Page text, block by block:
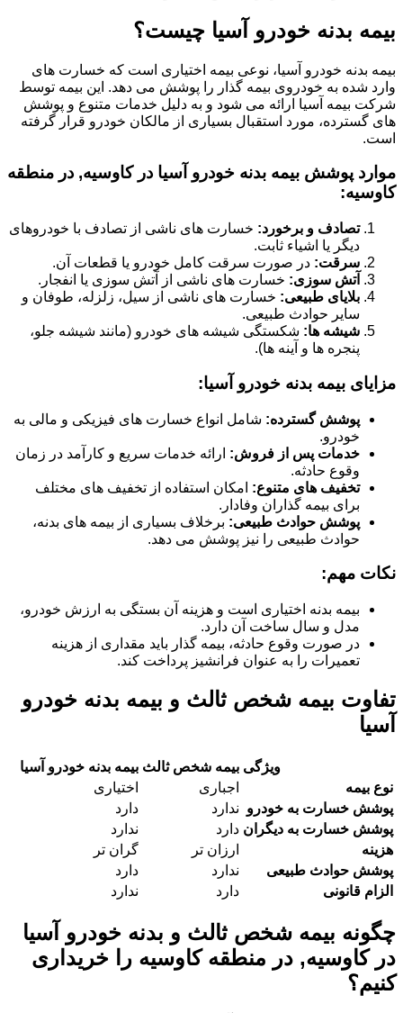
بیمه بدنه خودرو آسیا چیست؟
بیمه بدنه خودرو آسیا، نوعی بیمه اختیاری است که خسارت های
وارد شده به خودروی بیمه گذار را پوشش می دهد. این بیمه توسط
شرکت بیمه آسیا ارائه می شود و به دلیل خدمات متنوع و پوشش
های گسترده، مورد استقبال بسیاری از مالکان خودرو قرار گرفته
است.
موارد پوشش بیمه بدنه خودرو آسیا در کاوسیه, در منطقه
کاوسیه:
تصادف و برخورد: خسارت های ناشی از تصادف با خودروهای
دیگر یا اشیاء ثابت.
سرقت: در صورت سرقت کامل خودرو یا قطعات آن.
آتش سوزی: خسارت های ناشی از آتش سوزی یا انفجار.
بلایای طبیعی: خسارت های ناشی از سیل، زلزله، طوفان و
سایر حوادث طبیعی.
شیشه ها: شکستگی شیشه های خودرو (مانند شیشه جلو،
پنجره ها و آینه ها).
مزایای بیمه بدنه خودرو آسیا:
پوشش گسترده: شامل انواع خسارت های فیزیکی و مالی به
خودرو.
خدمات پس از فروش: ارائه خدمات سریع و کارآمد در زمان
وقوع حادثه.
تخفیف های متنوع: امکان استفاده از تخفیف های مختلف
برای بیمه گذاران وفادار.
پوشش حوادث طبیعی: برخلاف بسیاری از بیمه های بدنه،
حوادث طبیعی را نیز پوشش می دهد.
نکات مهم:
بیمه بدنه اختیاری است و هزینه آن بستگی به ارزش خودرو،
مدل و سال ساخت آن دارد.
در صورت وقوع حادثه، بیمه گذار باید مقداری از هزینه
تعمیرات را به عنوان فرانشیز پرداخت کند.
تفاوت بیمه شخص ثالث و بیمه بدنه خودرو
آسیا
ویژگی بیمه شخص ثالث بیمه بدنه خودرو آسیا
نوع بیمه
اجباری
اختیاری
پوشش خسارت به خودرو ندارد
دارد
پوشش خسارت به دیگران دارد
ندارد
هزینه
ارزان تر
گران تر
پوشش حوادث طبیعی
ندارد
دارد
الزام قانونی
دارد ندارد
چگونه بیمه شخص ثالث و بدنه خودرو آسیا
در کاوسیه, در منطقه کاوسیه را خریداری
کنیم؟